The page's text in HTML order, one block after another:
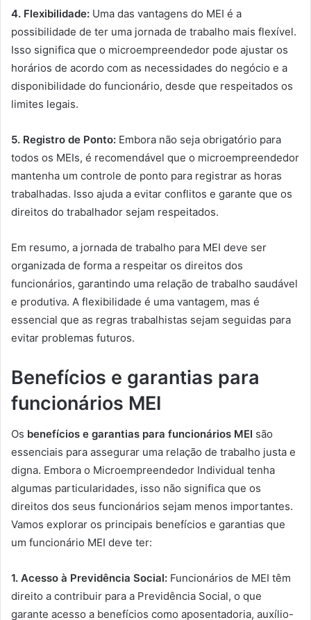
4. Flexibilidade: Uma das vantagens do MEI é a
possibilidade de ter uma jornada de trabalho mais flexível.
Isso significa que o microempreendedor pode ajustar os
horários de acordo com as necessidades do negócio e a
disponibilidade do funcionário, desde que respeitados os
limites legais.
5. Registro de Ponto: Embora não seja obrigatório para
todos os MEIs, é recomendável que o microempreendedor
mantenha um controle de ponto para registrar as horas
trabalhadas. Isso ajuda a evitar conflitos e garante que os
direitos do trabalhador sejam respeitados.
Em resumo, a jornada de trabalho para MEI deve ser
organizada de forma a respeitar os direitos dos
funcionários, garantindo uma relação de trabalho saudável
e produtiva. A flexibilidade é uma vantagem, mas é
essencial que as regras trabalhistas sejam seguidas para
evitar problemas futuros.
Benefícios e garantias para
funcionários MEI
Os benefícios e garantias para funcionários MEI são
essenciais para assegurar uma relação de trabalho justa e
digna. Embora o Microempreendedor Individual tenha
algumas particularidades, isso não significa que os
direitos dos seus funcionários sejam menos importantes.
Vamos explorar os principais benefícios e garantias que
um funcionário MEI deve ter:
1. Acesso à Previdência Social: Funcionários de MEI têm
direito a contribuir para a Previdência Social, o que
garante acesso a benefícios como aposentadoria, auxílio-